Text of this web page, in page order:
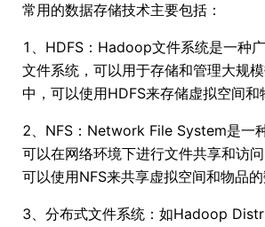
常用的数据存储技术主要包括：
1、HDFS：Hadoop文件系统是一种
文件系统，可以用于存储和管理大规
中，可以使用HDFS来存储虚拟空间和
2、NFS：Network File System是一
可以在网络环境下进行文件共享和访问
可以使用NFS来共享虚拟空间和物品的
3、分布式文件系统：如Hadoop